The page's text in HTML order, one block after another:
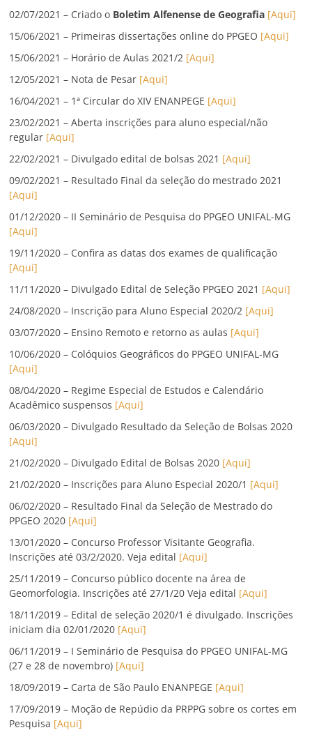
02/07/2021 – Criado o Boletim Alfenense de Geografia [Aqui]
15/06/2021 – Primeiras dissertações online do PPGEO [Aqui]
15/06/2021 – Horário de Aulas 2021/2 [Aqui]
12/05/2021 – Nota de Pesar [Aqui]
16/04/2021 – 1ª Circular do XIV ENANPEGE [Aqui]
23/02/2021 – Aberta inscrições para aluno especial/não
regular [Aqui]
22/02/2021 – Divulgado edital de bolsas 2021 [Aqui]
09/02/2021 – Resultado Final da seleção do mestrado 2021
[Aqui]
01/12/2020 – II Seminário de Pesquisa do PPGEO UNIFAL-MG
[Aqui]
19/11/2020 – Confira as datas dos exames de qualificação
[Aqui]
11/11/2020 – Divulgado Edital de Seleção PPGEO 2021 [Aqui]
24/08/2020 – Inscrição para Aluno Especial 2020/2 [Aqui]
03/07/2020 – Ensino Remoto e retorno as aulas [Aqui]
10/06/2020 – Colóquios Geográficos do PPGEO UNIFAL-MG
[Aqui]
08/04/2020 – Regime Especial de Estudos e Calendário
Acadêmico suspensos [Aqui]
06/03/2020 – Divulgado Resultado da Seleção de Bolsas 2020
[Aqui]
21/02/2020 – Divulgado Edital de Bolsas 2020 [Aqui]
21/02/2020 – Inscrições para Aluno Especial 2020/1 [Aqui]
06/02/2020 – Resultado Final da Seleção de Mestrado do
PPGEO 2020 [Aqui]
13/01/2020 – Concurso Professor Visitante Geografia.
Inscrições até 03/2/2020. Veja edital [Aqui]
25/11/2019 – Concurso público docente na área de
Geomorfologia. Inscrições até 27/1/20 Veja edital [Aqui]
18/11/2019 – Edital de seleção 2020/1 é divulgado. Inscrições
iniciam dia 02/01/2020 [Aqui]
06/11/2019 – I Seminário de Pesquisa do PPGEO UNIFAL-MG
(27 e 28 de novembro) [Aqui]
18/09/2019 – Carta de São Paulo ENANPEGE [Aqui]
17/09/2019 – Moção de Repúdio da PRPPG sobre os cortes em
Pesquisa [Aqui]